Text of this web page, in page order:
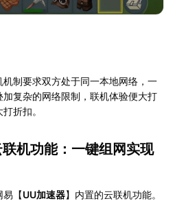
制要求双方处于同一本地网络，一
复杂的网络限制，联机体验便大打
折扣。
联机功能：一键组网实现
易【UU加速器】内置的云联机功能。